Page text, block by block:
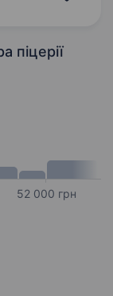
піцерії
52 000 грн